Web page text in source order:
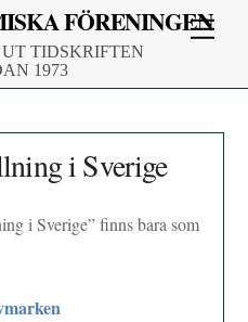
FÖRENINGEN
TIDSKRIFTEN
1973
i Sverige
i Sverige” finns bara som